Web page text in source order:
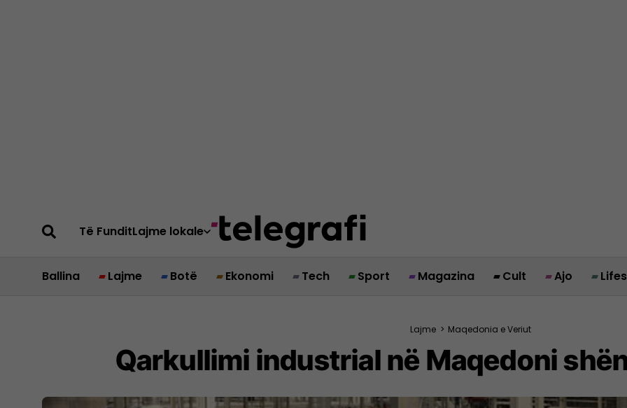
Të FunditLajme lokale
Ballina Lajme Botë Ekonomi Tech Sport Magazina Cult Ajo
Lajme > Maqedonia e Veriut
Qarkullimi industrial në Maqedoni